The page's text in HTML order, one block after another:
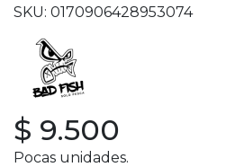
SKU: 0170906428953074
$ 9.500
Pocas unidades.